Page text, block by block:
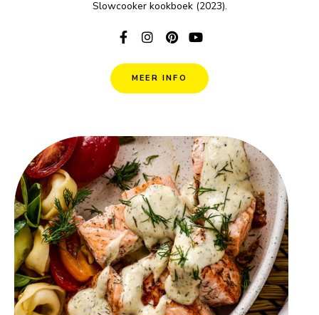
Slowcooker kookboek (2023).
MEER INFO